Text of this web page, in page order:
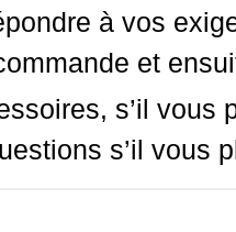
à vos
et
s’il
s’il vous